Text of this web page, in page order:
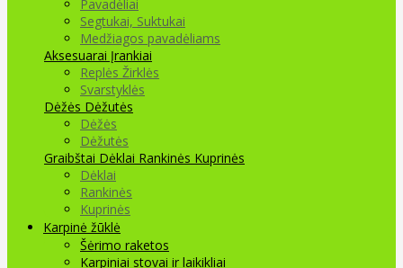
Pavadėliai
Segtukai, Suktukai
Medžiagos pavadėliams
Aksesuarai Įrankiai
Replės Žirklės
Svarstyklės
Dėžės Dėžutės
Dėžės
Dėžutės
Graibštai Dėklai Rankinės Kuprinės
Dėklai
Rankinės
Kuprinės
Karpinė žūklė
Šėrimo raketos
Karpiniai stovai ir laikikliai